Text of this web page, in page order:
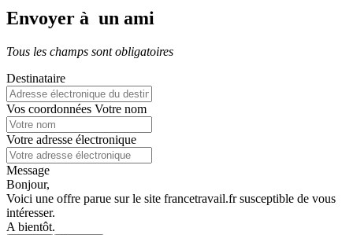
Envoyer à un ami
Tous les champs sont obligatoires
Destinataire
Vos coordonnées Votre nom
Votre adresse électronique
Message
Bonjour,
Voici une offre parue sur le site francetravail.fr susceptible de vous
intéresser.
A bientôt.